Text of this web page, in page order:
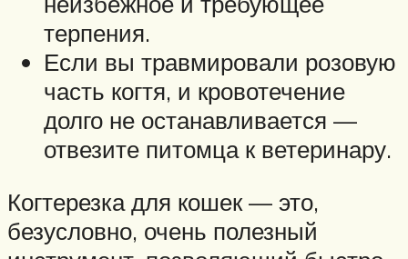
терпения.
Если вы травмировали розовую
часть когтя, и кровотечение
долго не останавливается —
отвезите питомца к ветеринару.
Когтерезка для кошек — это,
безусловно, очень полезный